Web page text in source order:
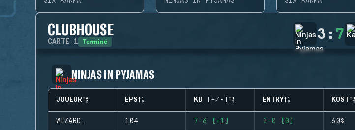
CLUBHOUSE
CARTE 1 Terminé 3 : 7
NINJAS IN PYJAMAS
JOUEUR EPS KD (+/-) ENTRY KOST
WIZARD. 104 7-6 (+1) 0-0 (0) 60%